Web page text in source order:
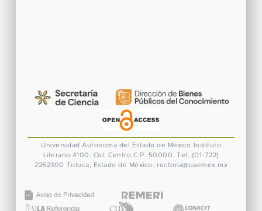
Universidad Autónoma del Estado de México
Instituto
Literario #100. Col. Centro C.P. 50000. Tel. (01-722)
2262300
Toluca, Estado de México. rectoria@uaemex.mx